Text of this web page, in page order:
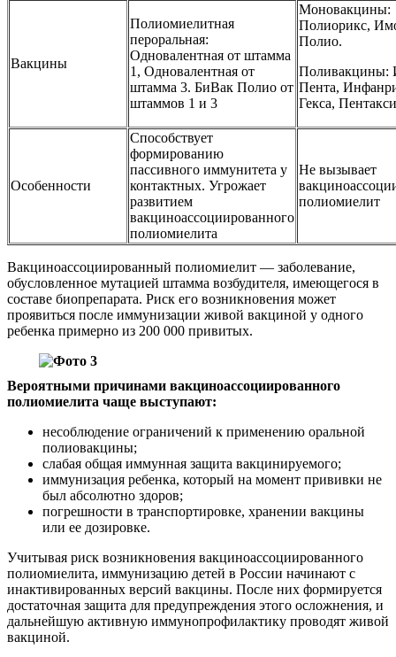
Вакцины
Полиомиелитная
пероральная:
Одновалентная от штамма
1, Одновалентная от
штамма 3. БиВак Полио от
штаммов 1 и 3
Моновакцины:
Полиорикс,
Полио.
Поливакцины:
Пента,
Гекса,
Особенности
Способствует
формированию
пассивного иммунитета у
контактных. Угрожает
развитием
вакциноассоциированного
полиомиелита
Не вызывает
полиомиелит
Вакциноассоциированный полиомиелит — заболевание,
обусловленное мутацией штамма возбудителя, имеющегося в
составе биопрепарата. Риск его возникновения может
проявиться после иммунизации живой вакциной у одного
ребенка примерно из 200 000 привитых.
Вероятными причинами вакциноассоциированного
полиомиелита чаще выступают:
несоблюдение ограничений к применению оральной
полиовакцины;
слабая общая иммунная защита вакцинируемого;
иммунизация ребенка, который на момент прививки не
был абсолютно здоров;
погрешности в транспортировке, хранении вакцины
или ее дозировке.
Учитывая риск возникновения вакциноассоциированного
полиомиелита, иммунизацию детей в России начинают с
инактивированных версий вакцины. После них формируется
достаточная защита для предупреждения этого осложнения, и
дальнейшую активную иммунопрофилактику проводят живой
вакциной.